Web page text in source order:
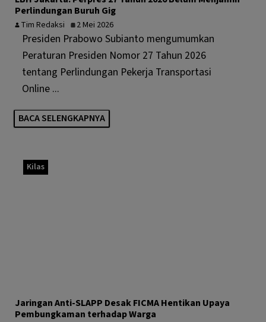
Perlindungan Buruh Gig
Tim Redaksi 2 Mei 2026
Presiden Prabowo Subianto mengumumkan
Peraturan Presiden Nomor 27 Tahun 2026
tentang Perlindungan Pekerja Transportasi
Online ...
BACA SELENGKAPNYA
Kilas
Jaringan Anti-SLAPP Desak FICMA Hentikan Upaya
Pembungkaman terhadap Warga